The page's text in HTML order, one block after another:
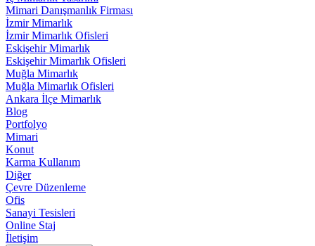
Mimari Danışmanlık Firması
İzmir Mimarlık
İzmir Mimarlık Ofisleri
Eskişehir Mimarlık
Eskişehir Mimarlık Ofisleri
Muğla Mimarlık
Muğla Mimarlık Ofisleri
Ankara İlçe Mimarlık
Blog
Portfolyo
Mimari
Konut
Karma Kullanım
Diğer
Çevre Düzenleme
Ofis
Sanayi Tesisleri
Online Staj
İletişim